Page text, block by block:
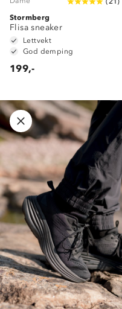
Stormberg
Flisa sneaker
Lettvekt
God demping
199,-